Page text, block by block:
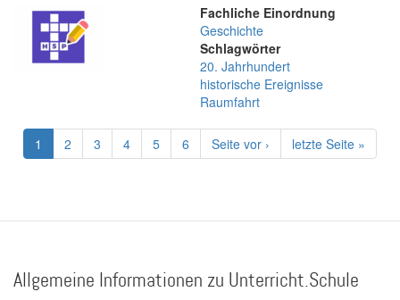
Fachliche Einordnung
Geschichte
Schlagwörter
20. Jahrhundert
historische Ereignisse
Raumfahrt
Seitennummerierung
Aktuelle
Seite
1 Page
2 Page
3 Page
4 Page
5 Page
6
Nächste
Seite
Seite vor ›
Letzte
Seite
letzte Seite »
Allgemeine Informationen zu Unterricht.Schule